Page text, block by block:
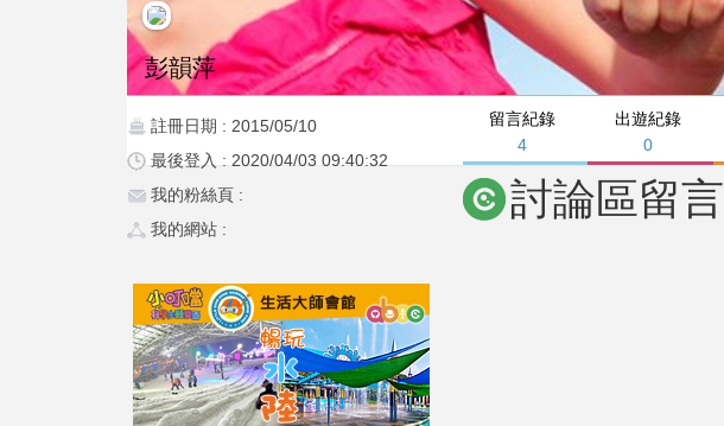
留言紀錄
4
出遊紀錄
0
彭韻萍
註冊日期 : 2015/05/10
最後登入 : 2020/04/03 09:40:32
我的粉絲頁 :
我的網站 :
討論區留言